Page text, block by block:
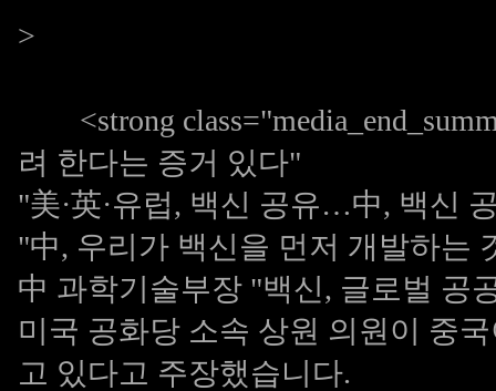
>
<strong
려 한다는 증거 있다"
"美·英·유럽, 백신 공유…中, 백신
"中, 우리가 백신을 먼저 개발하는
中 과학기술부장 "백신, 글로벌 공
미국 공화당 소속 상원 의원이 중
고 있다고 주장했습니다.